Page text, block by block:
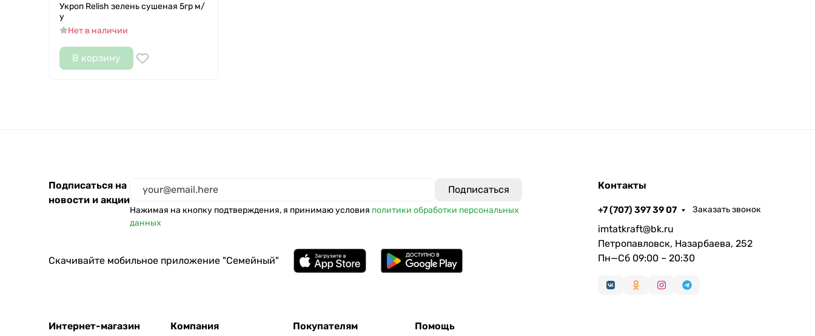
Укроп Relish зелень сушеная 5гр м/
у
Нет в наличии
В корзину
Подписаться на
новости и акции
Нажимая на кнопку подтверждения, я принимаю условия политики обработки персональных
данных
Скачивайте мобильное приложение "Семейный"
Интернет-магазин Компания Покупателям Помощь
Контакты
+7 (707) 397 39 07 Заказать звонок
imtatkraft@bk.ru
Петропавловск, Назарбаева, 252
Пн—Сб 09:00 – 20:30